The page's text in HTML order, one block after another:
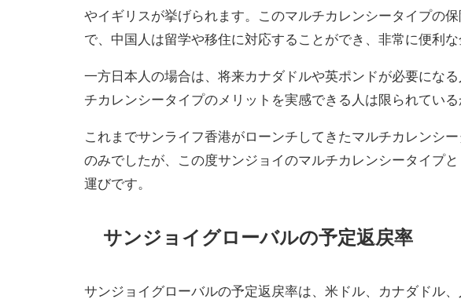
やイギリスが挙げられます。このマルチカレンシータイプの
で、中国人は留学や移住に対応することができ、非常に便利な
一方日本人の場合は、将来カナダドルや英ポンドが必要にな
チカレンシータイプのメリットを実感できる人は限られている
これまでサンライフ香港がローンチしてきたマルチカレンシ
のみでしたが、この度サンジョイのマルチカレンシータイプ
運びです。
サンジョイグローバルの予定返戻率
サンジョイグローバルの予定返戻率は、米ドル、カナダドル